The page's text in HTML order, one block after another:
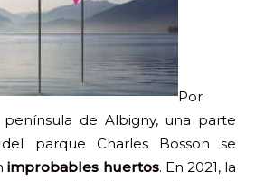
Por
de Albigny, una parte
parque Charles Bosson se
improbables huertos. En 2021, la